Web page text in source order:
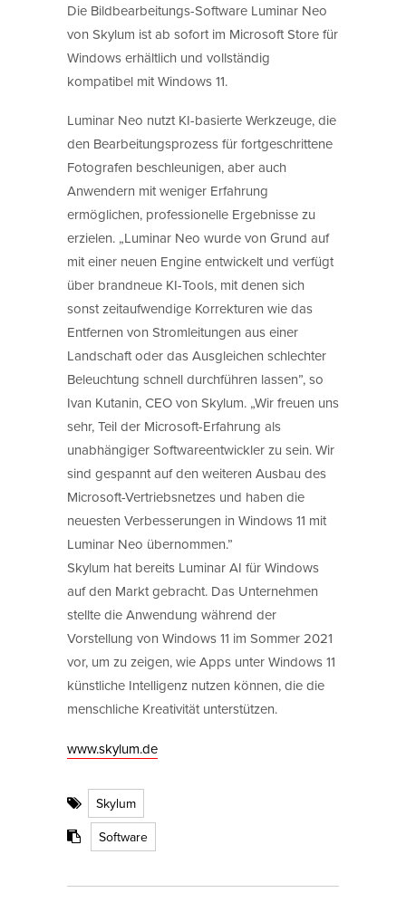
Die Bildbearbeitungs-Software Luminar Neo
von Skylum ist ab sofort im Microsoft Store für
Windows erhältlich und vollständig
kompatibel mit Windows 11.
Luminar Neo nutzt KI-basierte Werkzeuge, die
den Bearbeitungsprozess für fortgeschrittene
Fotografen beschleunigen, aber auch
Anwendern mit weniger Erfahrung
ermöglichen, professionelle Ergebnisse zu
erzielen. „Luminar Neo wurde von Grund auf
mit einer neuen Engine entwickelt und verfügt
über brandneue KI-Tools, mit denen sich
sonst zeitaufwendige Korrekturen wie das
Entfernen von Stromleitungen aus einer
Landschaft oder das Ausgleichen schlechter
Beleuchtung schnell durchführen lassen”, so
Ivan Kutanin, CEO von Skylum. „Wir freuen uns
sehr, Teil der Microsoft-Erfahrung als
unabhängiger Softwareentwickler zu sein. Wir
sind gespannt auf den weiteren Ausbau des
Microsoft-Vertriebsnetzes und haben die
neuesten Verbesserungen in Windows 11 mit
Luminar Neo übernommen.”
Skylum hat bereits Luminar AI für Windows
auf den Markt gebracht. Das Unternehmen
stellte die Anwendung während der
Vorstellung von Windows 11 im Sommer 2021
vor, um zu zeigen, wie Apps unter Windows 11
künstliche Intelligenz nutzen können, die die
menschliche Kreativität unterstützen.
www.skylum.de
Skylum
Software